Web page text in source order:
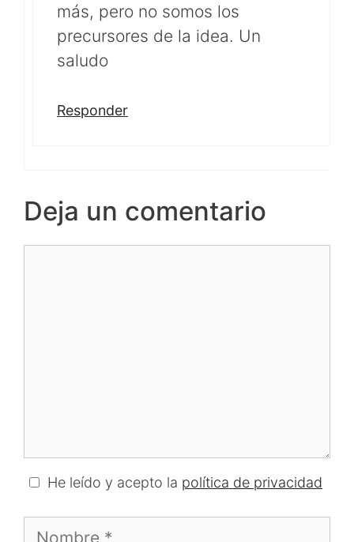
más, pero no somos los
precursores de la idea. Un
saludo
Responder
Deja un comentario
He leído y acepto la política de privacidad